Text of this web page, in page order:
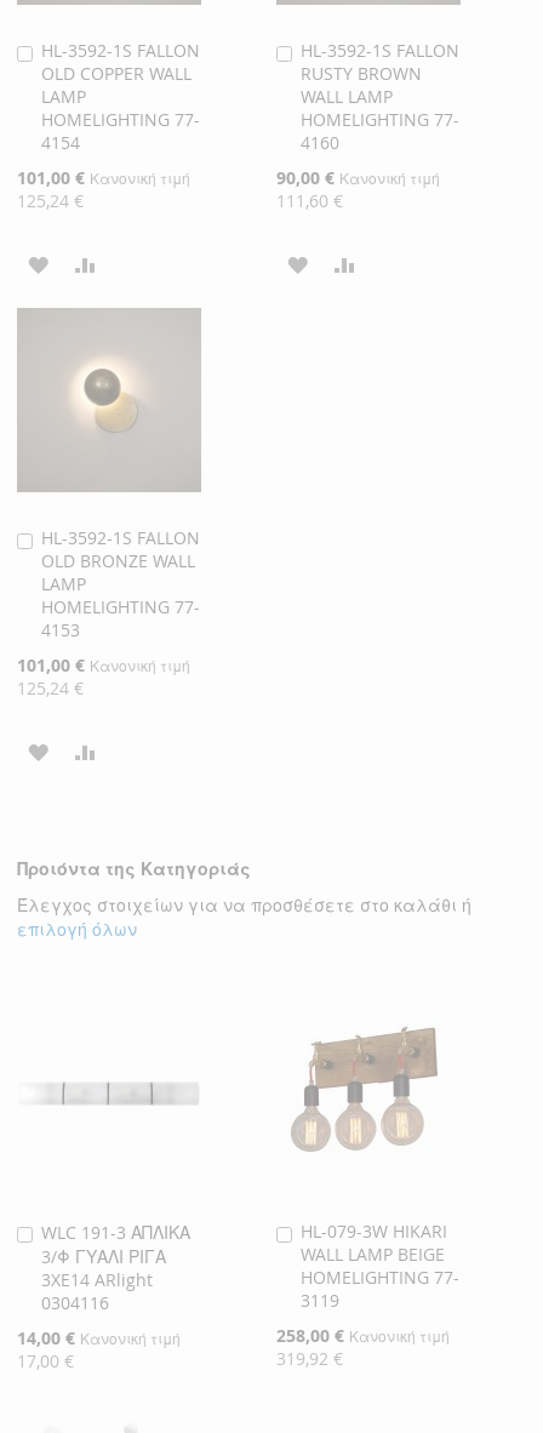
HL-3592-1S FALLON
OLD COPPER WALL
LAMP
HOMELIGHTING 77-
4154
Ειδική
Τιμή
101,00 € Κανονική τιμή
125,24 €
Προσθήκη
στο
Καλάθι
ΠΡΟΣΘΉΚΗ
ΣΤΗ
ΕΠΙΘΥΜΙΏΝ
ΓΙΑ
HL-3592-1S FALLON
RUSTY BROWN
WALL LAMP
HOMELIGHTING 77-
4160
Ειδική
Τιμή
90,00 € Κανονική τιμή
111,60 €
Προσθήκη
στο
Καλάθι
ΠΡΟΣΘΉΚΗ
HL-3592-1S FALLON
OLD BRONZE WALL
LAMP
HOMELIGHTING 77-
4153
Ειδική
Τιμή
101,00 € Κανονική τιμή
125,24 €
Προσθήκη
στο
Καλάθι
ΠΡΟΣΘΉΚΗ
ΕΠΙΘΥΜΙΏΝ
Προιόντα της Κατηγοριάς
Έλεγχος στοιχείων για να προσθέσετε στο καλάθι ή
επιλογή όλων
WLC 191-3 ΑΠΛΙΚΑ
3/Φ ΓΥΑΛΙ ΡΙΓΑ
3XE14 ARlight
0304116
Ειδική
Τιμή
14,00 € Κανονική τιμή
17,00 €
Προσθήκη
στο
Καλάθι
HL-079-3W HIKARI
WALL LAMP BEIGE
HOMELIGHTING 77-
3119
Ειδική
Τιμή
258,00 € Κανονική τιμή
319,92 €
Προσθήκη
στο
Καλάθι